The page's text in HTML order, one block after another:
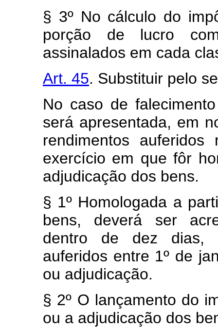
§ 3º No cálculo do
porção de lucro
assinalados em cada
Art. 45. Substituir pelo
No caso de
será apresentada, em
rendimentos
exercício em que fôr
adjudicação dos bens.
§ 1º Homologada a
bens, deverá ser
dentro de dez dias,
auferidos entre 1º de
ou adjudicação.
§ 2º O lançamento do
ou a adjudicação dos